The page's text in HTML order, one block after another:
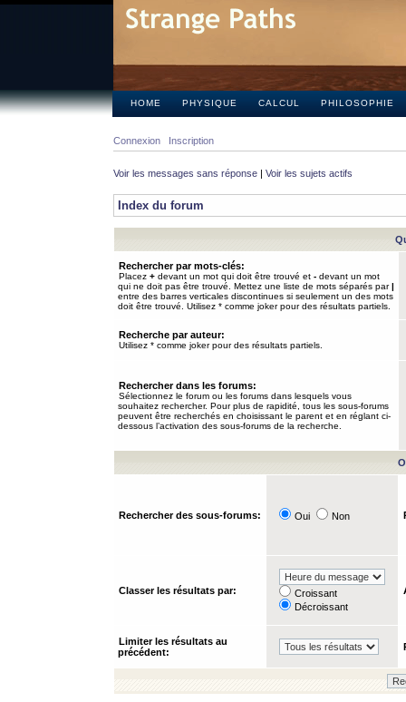
HOME PHYSIQUE CALCUL PHILOSOPHIE
Connexion Inscription
Voir les messages sans réponse | Voir les sujets actifs
Index du forum
Rechercher par mots-clés:
Placez + devant un mot qui doit être trouvé et - devant un mot
qui ne doit pas être trouvé. Mettez une liste de mots séparés par|
entre des barres verticales discontinues si seulement un des mots
doit être trouvé. Utilisez * comme joker pour des résultats partiels.
Recherche par auteur:
Utilisez * comme joker pour des résultats partiels.
Rechercher dans les forums:
Sélectionnez le forum ou les forums dans lesquels vous
souhaitez rechercher. Pour plus de rapidité, tous les sous-forums
peuvent être recherchés en choisissant le parent et en réglant ci-
dessous l’activation des sous-forums de la recherche.
Rechercher des sous-forums: Oui Non
Classer les résultats par:
Croissant
Décroissant
Limiter les résultats au
précédent: